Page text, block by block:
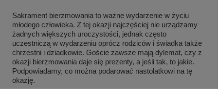
Sakrament bierzmowania to ważne wydarzenie w życiu
młodego człowieka. Z tej okazji najczęściej nie urządzamy
żadnych większych uroczystości, jednak często
uczestniczą w wydarzeniu oprócz rodziców i świadka także
chrzestni i dziadkowie. Goście zawsze mają dylemat, czy z
okazji bierzmowania daje się prezenty, a jeśli tak, to jakie.
Podpowiadamy, co można podarować nastolatkowi na tę
okazję.